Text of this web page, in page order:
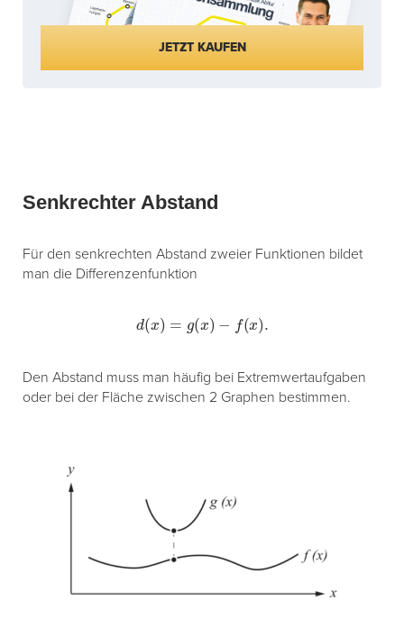
JETZT KAUFEN
Senkrechter Abstand
Für den senkrechten Abstand zweier Funktionen bildet
man die Differenzenfunktion
d =g(x)− ).
Den Abstand muss man häufig bei Extremwertaufgaben
oder bei der Fläche zwischen 2 Graphen bestimmen.